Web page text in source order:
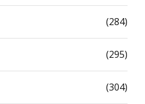
(284)
(295)
(304)